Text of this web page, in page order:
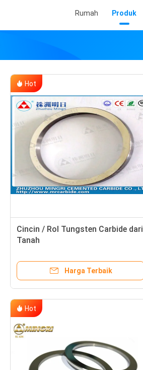
Rumah Produk
Hot
Cincin / Rol Tungsten Carbide dari
Tanah
Harga Terbaik
Hot